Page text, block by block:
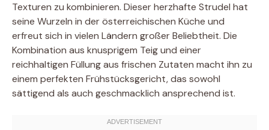
Texturen zu kombinieren. Dieser herzhafte Strudel hat
seine Wurzeln in der österreichischen Küche und
erfreut sich in vielen Ländern großer Beliebtheit. Die
Kombination aus knusprigem Teig und einer
reichhaltigen Füllung aus frischen Zutaten macht ihn zu
einem perfekten Frühstücksgericht, das sowohl
sättigend als auch geschmacklich ansprechend ist.